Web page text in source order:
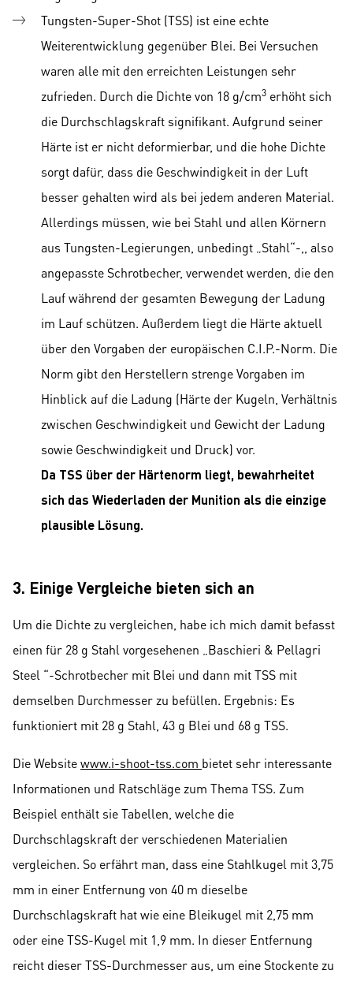
Tungsten-Super-Shot (TSS) ist eine echte
Weiterentwicklung gegenüber Blei. Bei Versuchen
waren alle mit den erreichten Leistungen sehr
zufrieden. Durch die Dichte von 18 g/cm3 erhöht sich
die Durchschlagskraft signifikant. Aufgrund seiner
Härte ist er nicht deformierbar, und die hohe Dichte
sorgt dafür, dass die Geschwindigkeit in der Luft
besser gehalten wird als bei jedem anderen Material.
Allerdings müssen, wie bei Stahl und allen Körnern
aus Tungsten-Legierungen, unbedingt „Stahl“-,, also
angepasste Schrotbecher, verwendet werden, die den
Lauf während der gesamten Bewegung der Ladung
im Lauf schützen. Außerdem liegt die Härte aktuell
über den Vorgaben der europäischen C.I.P.-Norm. Die
Norm gibt den Herstellern strenge Vorgaben im
Hinblick auf die Ladung (Härte der Kugeln, Verhältnis
zwischen Geschwindigkeit und Gewicht der Ladung
sowie Geschwindigkeit und Druck) vor.
Da TSS über der Härtenorm liegt, bewahrheitet
sich das Wiederladen der Munition als die einzige
plausible Lösung.
3. Einige Vergleiche bieten sich an
Um die Dichte zu vergleichen, habe ich mich damit befasst
einen für 28 g Stahl vorgesehenen „Baschieri & Pellagri
Steel “-Schrotbecher mit Blei und dann mit TSS mit
demselben Durchmesser zu befüllen. Ergebnis: Es
funktioniert mit 28 g Stahl, 43 g Blei und 68 g TSS.
Die Websitewww.i-shoot-tss.com bietet sehr interessante
Informationen und Ratschläge zum Thema TSS. Zum
Beispiel enthält sie Tabellen, welche die
Durchschlagskraft der verschiedenen Materialien
vergleichen. So erfährt man, dass eine Stahlkugel mit 3,75
mm in einer Entfernung von 40 m dieselbe
Durchschlagskraft hat wie eine Bleikugel mit 2,75 mm
oder eine TSS-Kugel mit 1,9 mm. In dieser Entfernung
reicht dieser TSS-Durchmesser aus, um eine Stockente zu